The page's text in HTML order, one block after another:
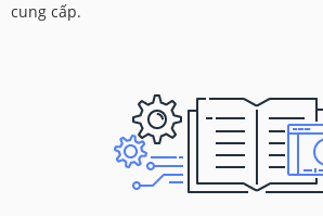
cung cấp.